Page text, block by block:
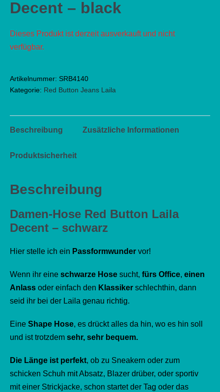
Decent – black
Dieses Produkt ist derzeit ausverkauft und nicht
verfügbar.
Artikelnummer: SRB4140
Kategorie: Red Button Jeans Laila
Beschreibung Zusätzliche Informationen
Produktsicherheit
Beschreibung
Damen-Hose Red Button Laila
Decent – schwarz
Hier stelle ich ein Passformwunder vor!
Wenn ihr eine schwarze Hose sucht, fürs Office, einen
Anlass oder einfach den Klassiker schlechthin, dann
seid ihr bei der Laila genau richtig.
Eine Shape Hose, es drückt alles da hin, wo es hin soll
und ist trotzdem sehr, sehr bequem.
Die Länge ist perfekt, ob zu Sneakern oder zum
schicken Schuh mit Absatz, Blazer drüber, oder sportiv
mit einer Strickjacke, schon startet der Tag oder das